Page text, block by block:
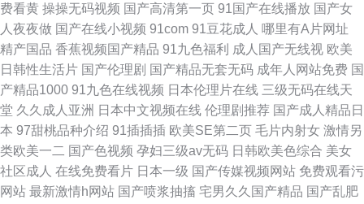
费看黄 操操无码视频 国产高清第一页 91国产在线播放 国产女
人夜夜做 国产在线小视频 91com 91豆花成人 哪里有A片网址
精产国品 香蕉视频国产精品 91九色福利 成人国产无线视 欧美
日韩性生活片 国产伦理剧 国产精品无套无码 成年人网站免费 国
产精品1000 91九色在线视频 日本伦理片在线 三级无码在线天
堂 久久成人亚洲 日本中文视频在线 伦理剧推荐 国产成人精品日
本 97甜桃品种介绍 91插插插 欧美SE第二页 毛片内射女 激情另
类欧美一二 国产色视频 孕妇三级av无码 日韩欧美色综合 美女
社区成人 在线免费看片 日本一级 国产传媒视频网站 免费观看污
网站 最新激情h网站 国产喷浆抽搐 宅男久久国产精品 国产乱肥